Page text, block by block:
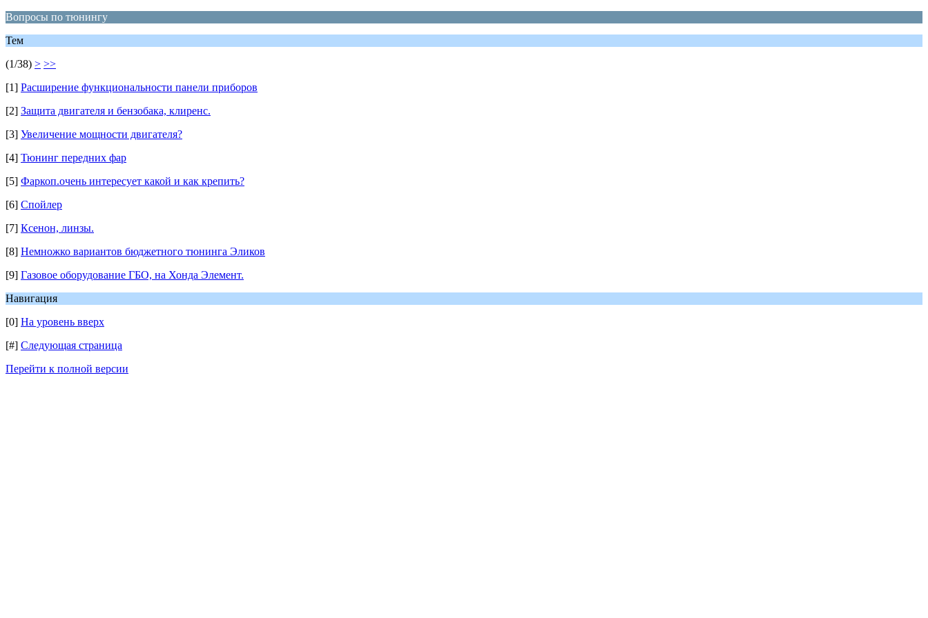
Вопросы по тюнингу
Тем
(1/38) > >>
[1] Расширение функциональности панели приборов
[2] Защита двигателя и бензобака, клиренс.
[3] Увеличение мощности двигателя?
[4] Тюнинг передних фар
[5] Фаркоп.очень интересует какой и как крепить?
[6] Спойлер
[7] Ксенон, линзы.
[8] Немножко вариантов бюджетного тюнинга Эликов
[9] Газовое оборудование ГБО, на Хонда Элемент.
Навигация
[0] На уровень вверх
[#] Следующая страница
Перейти к полной версии